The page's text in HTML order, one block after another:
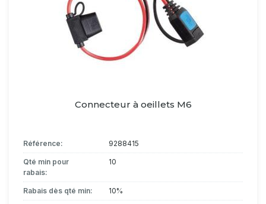
Connecteur à oeillets M6
Référence: 9288415
Qté min pour
rabais:
10
Rabais dès qté min: 10%